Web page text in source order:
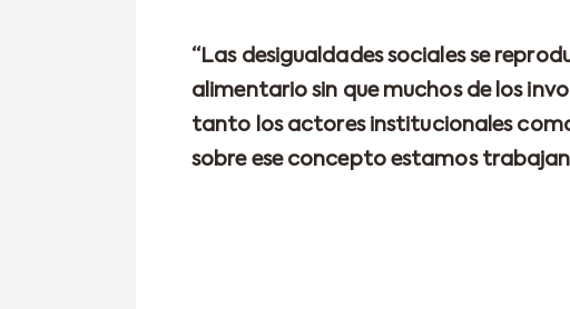
“Las desigualdades sociales se
alimentario sin que muchos de los
tanto los actores institucionales
sobre ese concepto estamos